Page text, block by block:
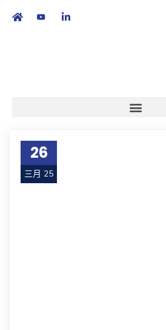
26
三月 25